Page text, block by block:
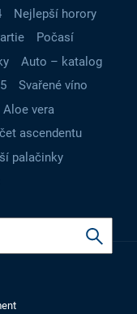
Nejlepší horory
Počasí
Auto – katalog
Svařené víno
Aloe vera
ascendentu
palačinky